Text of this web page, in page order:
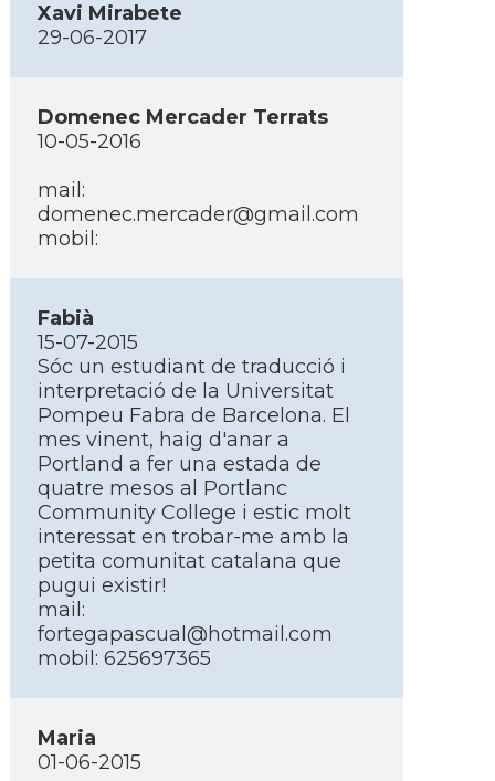
Xavi Mirabete
29-06-2017
Domenec Mercader Terrats
10-05-2016
mail:
domenec.mercader@gmail.com
mobil:
Fabià
15-07-2015
Sóc un estudiant de traducció i
interpretació de la Universitat
Pompeu Fabra de Barcelona. El
mes vinent, haig d'anar a
Portland a fer una estada de
quatre mesos al Portlanc
Community College i estic molt
interessat en trobar-me amb la
petita comunitat catalana que
pugui existir!
mail:
fortegapascual@hotmail.com
mobil: 625697365
Maria
01-06-2015